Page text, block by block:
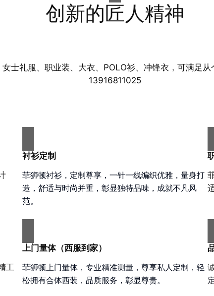
创新的匠人精神
士礼服、职业装、大衣、POLO衫、冲锋衣，可满足
13916811025
衬衫定制
菲狮顿衬衫，定制尊享，一针一线编织优雅，量身打
造，舒适与时尚并重，彰显独特品味，成就不凡风
范。
工
上门量体（西服到家）
菲狮顿上门量体，专业精准测量，尊享私人定制，轻
松拥有合体西装，品质服务，彰显尊贵。